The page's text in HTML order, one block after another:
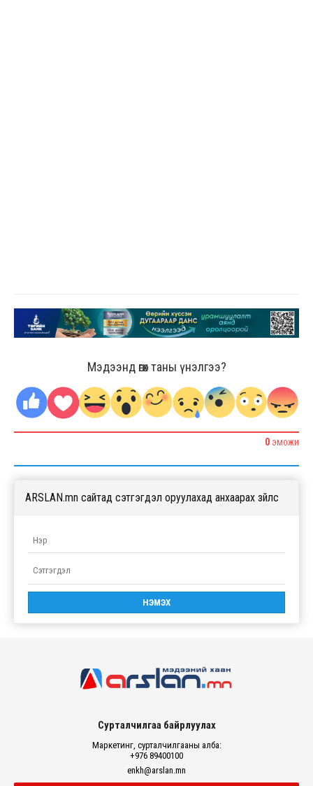
Мэдээнд өгөх таны үнэлгээ?
0 ЭМОЖИ
ARSLAN.mn сайтад сэтгэгдэл оруулахад анхаарах зүйлс
Сурталчилгаа байрлуулах
Маркетинг, сурталчилгааны алба:
+976 89400100
enkh@arslan.mn